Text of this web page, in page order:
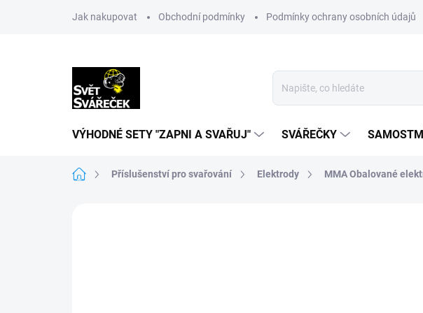
Jak nakupovat Obchodní podmínky Podmínky ochrany osobních údajů
VÝHODNÉ SETY "ZAPNI A SVAŘUJ" SVÁŘEČKY
Domů Příslušenství pro svařování Elektrody MMA Obalované